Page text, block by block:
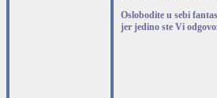
Oslobodite u sebi
jer jedino ste Vi